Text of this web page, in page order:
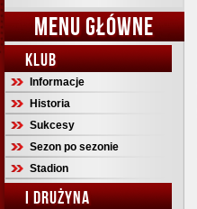
MENU GŁÓWNE
KLUB
Informacje
Historia
Sukcesy
Sezon po sezonie
Stadion
I DRUŻYNA